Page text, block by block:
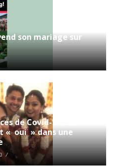
son mariage sur
de Covid-19, les
« oui » dans une